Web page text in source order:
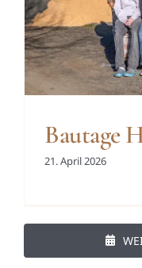
Bautage
21. April 2026